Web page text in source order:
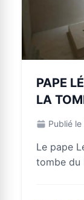
PAPE
LA
Publié
Le pape
tombe du